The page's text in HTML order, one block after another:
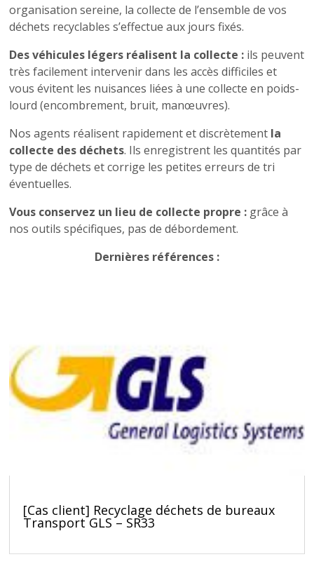
organisation sereine, la collecte de l’ensemble de vos
déchets recyclables s’effectue aux jours fixés.
Des véhicules légers réalisent la collecte : ils peuvent
très facilement intervenir dans les accès difficiles et
vous évitent les nuisances liées à une collecte en poids-
lourd (encombrement, bruit, manœuvres).
Nos agents réalisent rapidement et discrètement la
collecte des déchets. Ils enregistrent les quantités par
type de déchets et corrige les petites erreurs de tri
éventuelles.
Vous conservez un lieu de collecte propre : grâce à
nos outils spécifiques, pas de débordement.
Dernières références :
[Cas client] Recyclage déchets de bureaux
Transport GLS – SR33